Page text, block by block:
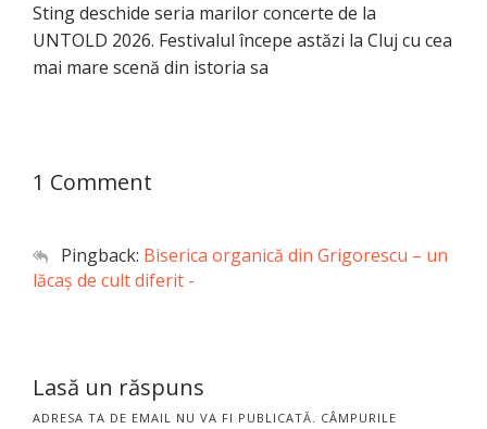
Sting deschide seria marilor concerte de la
UNTOLD 2026. Festivalul începe astăzi la Cluj cu cea
mai mare scenă din istoria sa
1 Comment
Pingback: Biserica organică din Grigorescu – un
lăcaș de cult diferit -
Lasă un răspuns
ADRESA TA DE EMAIL NU VA FI PUBLICATĂ. CÂMPURILE